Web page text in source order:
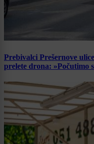
Prebivalci Prešernove
prelete drona: »Počutimo